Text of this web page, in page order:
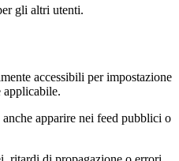
gli altri utenti.
accessibili per impostazione
applicabile.
apparire nei feed pubblici o